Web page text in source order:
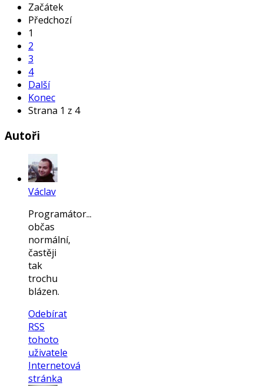
Začátek
Předchozí
1
2
3
4
Další
Konec
Strana 1 z 4
Autoři
Václav
Programátor...
občas
normální,
častěji
tak
trochu
blázen.
Odebírat
RSS
tohoto
uživatele
Internetová
stránka